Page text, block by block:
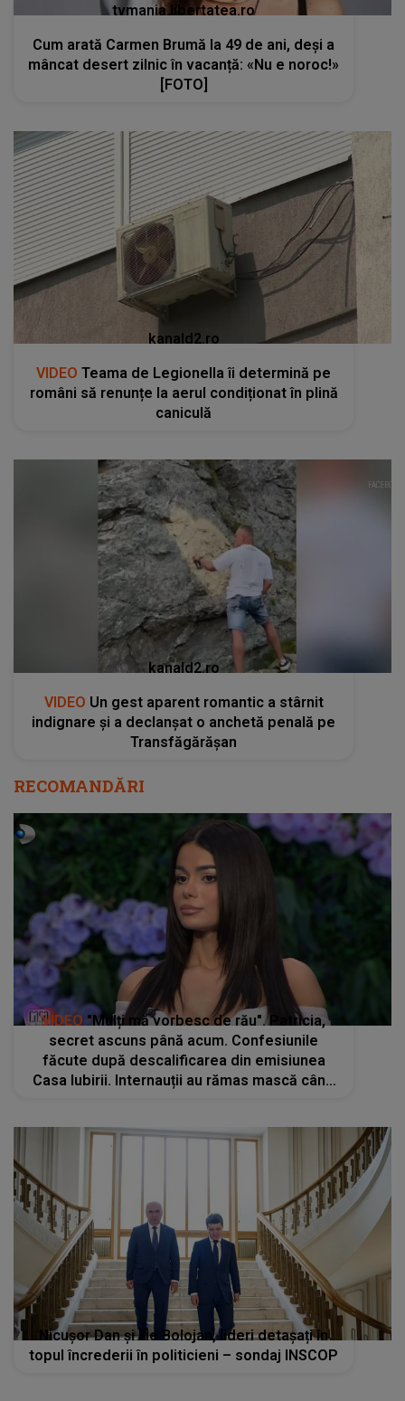
tvmania.libertatea.ro
Cum arată Carmen Brumă la 49 de ani, deși a
mâncat desert zilnic în vacanță: «Nu e noroc!»
[FOTO]
kanald2.ro
VIDEO Teama de Legionella îi determină pe
români să renunțe la aerul condiționat în plină
caniculă
kanald2.ro
VIDEO Un gest aparent romantic a stârnit
indignare și a declanșat o anchetă penală pe
Transfăgărășan
RECOMANDĂRI
VIDEO "Mulți mă vorbesc de rău". Patricia,
secret ascuns până acum. Confesiunile
făcute după descalificarea din emisiunea
Casa Iubirii. Internauții au rămas mască când
Nicușor Dan și Ilie Bolojan, lideri detașați în
topul încrederii în politicieni – sondaj INSCOP